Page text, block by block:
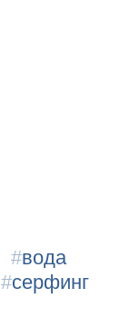
#вода
#серфинг